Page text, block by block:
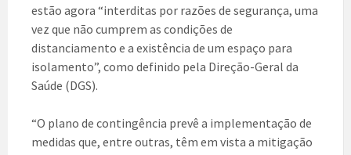
estão agora “interditas por razões de segurança, uma
vez que não cumprem as condições de
distanciamento e a existência de um espaço para
isolamento”, como definido pela Direção-Geral da
Saúde (DGS).
“O plano de contingência prevê a implementação de
medidas que, entre outras, têm em vista a mitigação